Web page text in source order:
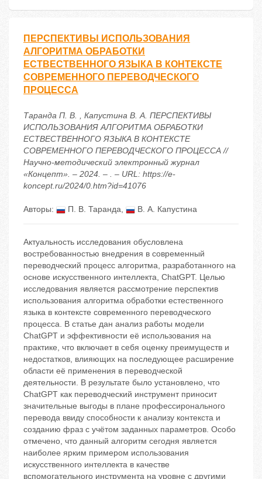
ПЕРСПЕКТИВЫ ИСПОЛЬЗОВАНИЯ
АЛГОРИТМА ОБРАБОТКИ
ЕСТВЕСТВЕННОГО ЯЗЫКА В КОНТЕКСТЕ
СОВРЕМЕННОГО ПЕРЕВОДЧЕСКОГО
ПРОЦЕССА
Таранда П. В. , Капустина В. А. ПЕРСПЕКТИВЫ
ИСПОЛЬЗОВАНИЯ АЛГОРИТМА ОБРАБОТКИ
ЕСТВЕСТВЕННОГО ЯЗЫКА В КОНТЕКСТЕ
СОВРЕМЕННОГО ПЕРЕВОДЧЕСКОГО ПРОЦЕССА //
Научно-методический электронный журнал
«Концепт». – 2024. – . – URL: https://e-
koncept.ru/2024/0.htm?id=41076
Авторы: П. В. Таранда, В. А. Капустина
Актуальность исследования обусловлена
востребованностью внедрения в современный
переводческий процесс алгоритма, разработанного на
основе искусственного интеллекта, ChatGPT. Целью
исследования является рассмотрение перспектив
использования алгоритма обработки естественного
языка в контексте современного переводческого
процесса. В статье дан анализ работы модели
ChatGPT и эффективности её использования на
практике, что включает в себя оценку преимуществ и
недостатков, влияющих на последующее расширение
области её применения в переводческой
деятельности. В результате было установлено, что
ChatGPT как переводческий инструмент приносит
значительные выгоды в плане профессиронального
перевода ввиду способности к анализу контекста и
созданию фраз с учётом заданных параметров. Особо
отмечено, что данный алгоритм сегодня является
наиболее ярким примером использования
искусственного интеллекта в качестве
вспомогательного инструмента на уровне с другими